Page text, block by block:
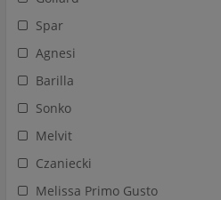
Spar
Agnesi
Barilla
Sonko
Melvit
Czaniecki
Melissa Primo Gusto